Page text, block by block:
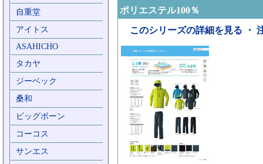
自重堂
アイトス
ASAHICHO
タカヤ
ジーベック
桑和
ビッグボーン
コーコス
サンエス
ポリエステル100％
このシリーズの詳細を見る ・